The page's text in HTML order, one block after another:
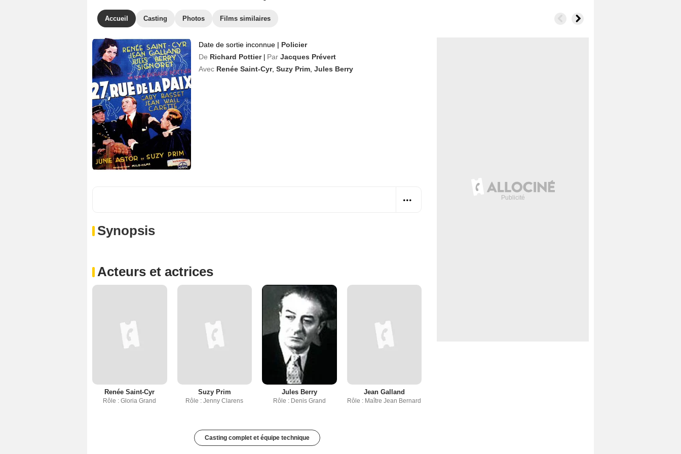
Accueil Casting Photos Films similaires
Date de sortie inconnue | Policier
De Richard Pottier Par Jacques Prévert
Avec Renée Saint-Cyr, Suzy Prim Jules Berry
Synopsis
Acteurs et actrices
Renée Saint-Cyr
Rôle : Gloria Grand
Suzy Prim
Rôle : Jenny Clarens
Jules Berry
Rôle : Denis Grand
Jean Galland
Rôle : Maître Jean Bernard
Casting complet et équipe technique